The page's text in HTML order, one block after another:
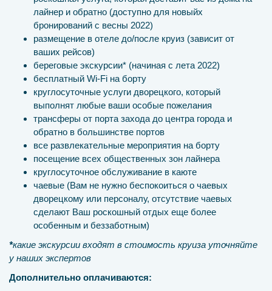
лайнер и обратно (доступно для новыйх
бронирований с весны 2022)
размещение в отеле до/после круиз (зависит от
ваших рейсов)
береговые экскурсии* (начиная с лета 2022)
бесплатный Wi-Fi на борту
круглосуточные услуги дворецкого, который
выполнят любые ваши особые пожелания
трансферы от порта захода до центра города и
обратно в большинстве портов
все развлекательные мероприятия на борту
посещение всех общественных зон лайнера
круглосуточное обслуживание в каюте
чаевые (Вам не нужно беспокоиться о чаевых
дворецкому или персоналу, отсутствие чаевых
сделают Ваш роскошный отдых еще более
особенным и беззаботным)
*какие экскурсии входят в стоимость круиза уточняйте
у наших экспертов
Дополнительно оплачиваются: